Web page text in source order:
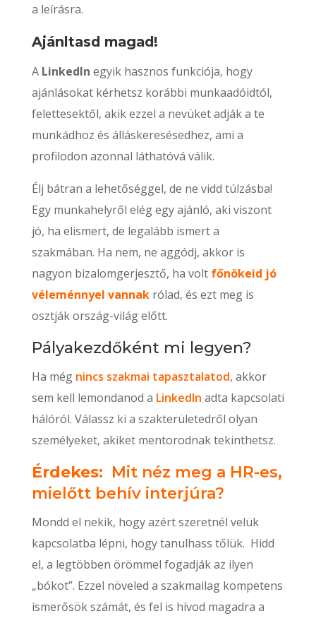
a leírásra.
Ajánltasd magad!
A LinkedIn egyik hasznos funkciója, hogy
ajánlásokat kérhetsz korábbi munkaadóidtól,
felettesektől, akik ezzel a nevüket adják a te
munkádhoz és álláskeresésedhez, ami a
profilodon azonnal láthatóvá válik.
Élj bátran a lehetőséggel, de ne vidd túlzásba!
Egy munkahelyről elég egy ajánló, aki viszont
jó, ha elismert, de legalább ismert a
szakmában. Ha nem, ne aggódj, akkor is
nagyon bizalomgerjesztő, ha volt főnökeid jó
véleménnyel vannak rólad, és ezt meg is
osztják ország-világ előtt.
Pályakezdőként mi legyen?
Ha még nincs szakmai tapasztalatod, akkor
sem kell lemondanod a LinkedIn adta kapcsolati
hálóról. Válassz ki a szakterületedről olyan
személyeket, akiket mentorodnak tekinthetsz.
Érdekes: Mit néz meg a HR-es,
mielőtt behív interjúra?
Mondd el nekik, hogy azért szeretnél velük
kapcsolatba lépni, hogy tanulhass tőlük. Hidd
el, a legtöbben örömmel fogadják az ilyen
„bókot”. Ezzel növeled a szakmailag kompetens
ismerősök számát, és fel is hívod magadra a